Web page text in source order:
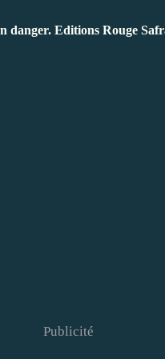
Editions Rouge
Publicité